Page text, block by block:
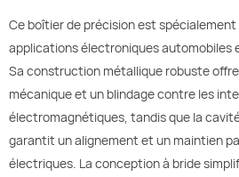
Ce boîtier de précision est
applications électroniques automobiles
Sa construction métallique robuste
mécanique et un blindage contre les
électromagnétiques, tandis que la
garantit un alignement et un maintien
électriques. La conception à bride